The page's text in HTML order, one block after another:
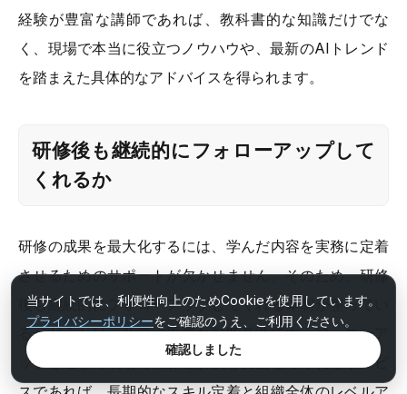
経験が豊富な講師であれば、教科書的な知識だけでな
く、現場で本当に役立つノウハウや、最新のAIトレンド
を踏まえた具体的なアドバイスを得られます。
研修後も継続的にフォローアップして
くれるか
研修の成果を最大化するには、学んだ内容を実務に定着
させるためのサポートが欠かせません。そのため、研修
後も継続的にフォローアップしてくれる体制が整ってい
るかどうかは、非常に重要な判断基準です。フォローア
ップを通じて現場での課題解決を支援してくれるサービ
当サイトでは、利便性向上のためCookieを使用しています。
プライバシーポリシーをご確認のうえ、ご利用ください。
確認しました